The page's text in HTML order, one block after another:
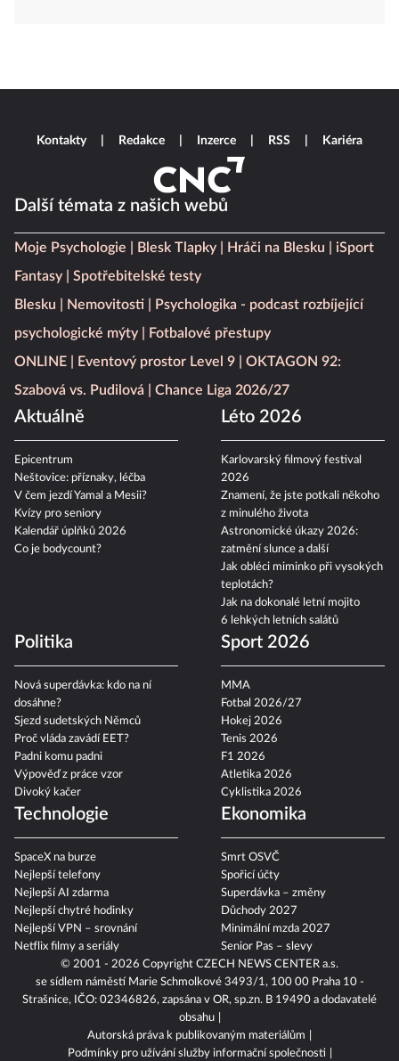
Další témata z našich webů
Moje Psychologie Blesk Tlapky Hráči na Blesku
iSport
Fantasy
Spotřebitelské testy
Blesku
Nemovitosti
Psychologika - podcast rozbíjející
psychologické mýty
Fotbalové přestupy
ONLINE
Eventový prostor Level 9
OKTAGON 92:
Szabová vs. Pudilová
Chance Liga 2026/27
Aktuálně
Epicentrum
Neštovice: příznaky, léčba
V čem jezdí Yamal a Mesii?
Kvízy pro seniory
Kalendář úplňků 2026
Co je bodycount?
Léto 2026
Karlovarský filmový festival
2026
Znamení, že jste potkali někoho
z minulého života
Astronomické úkazy 2026:
zatmění slunce a další
Jak obléci miminko při vysokých
teplotách?
Jak na dokonalé letní mojito
6 lehkých letních salátů
Politika
Nová superdávka: kdo na ní
dosáhne?
Sjezd sudetských Němců
Proč vláda zavádí EET?
Padni komu padni
Výpověď z práce vzor
Divoký kačer
Sport 2026
MMA
Fotbal 2026/27
Hokej 2026
Tenis 2026
F1 2026
Atletika 2026
Cyklistika 2026
Technologie
SpaceX na burze
Nejlepší telefony
Nejlepší AI zdarma
Nejlepší chytré hodinky
Nejlepší VPN – srovnání
Netflix filmy a seriály
Ekonomika
Smrt OSVČ
Spořicí účty
Superdávka – změny
Důchody 2027
Minimální mzda 2027
Senior Pas – slevy
Kontakty Redakce Inzerce RSS Kariéra
© 2001 - 2026 Copyright CZECH NEWS CENTER a.s.
se sídlem náměstí Marie Schmolkové 3493/1, 100 00 Praha 10 -
Strašnice, IČO: 02346826, zapsána v OR, sp.zn. B 19490 a dodavatelé
obsahu
Autorská práva k publikovaným materiálům
Podmínky pro užívání služby informační společnosti